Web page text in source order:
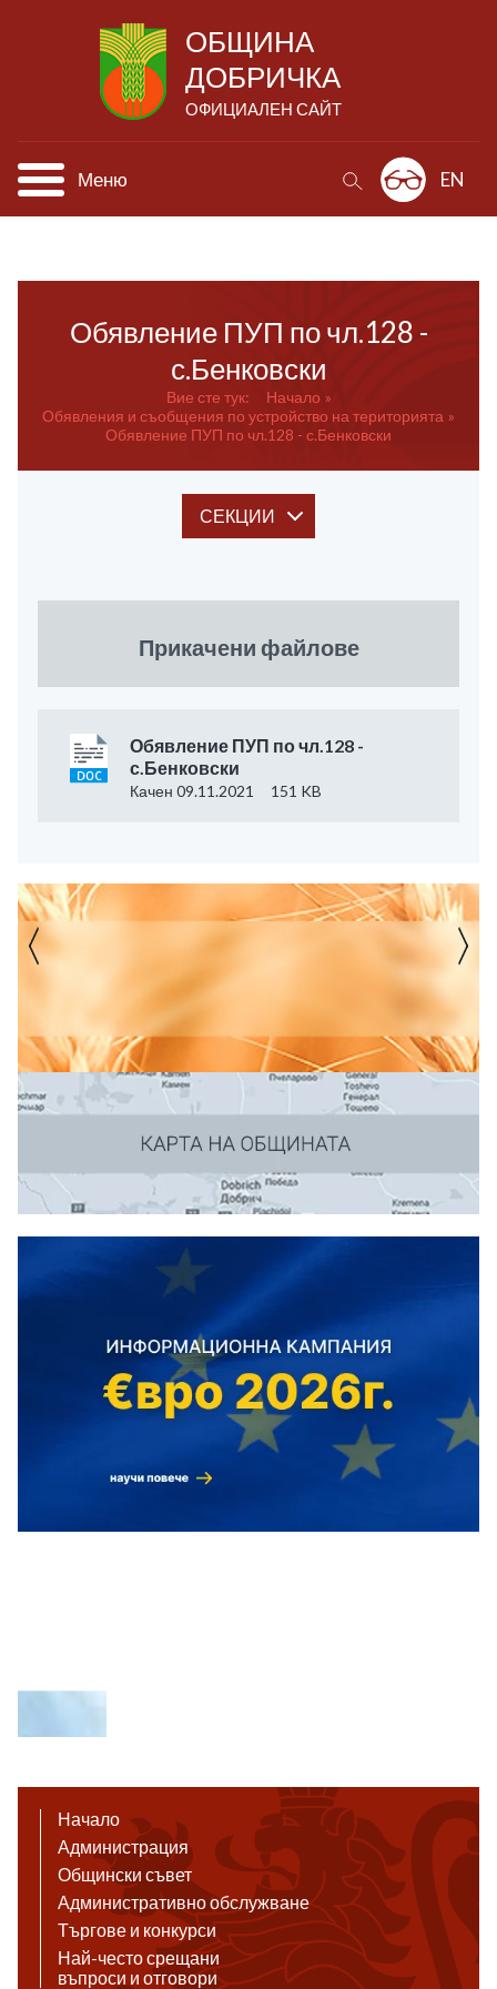
ОБЩИНА
ДОБРИЧКА
ОФИЦИАЛЕН САЙТ
Меню EN
Обявление ПУП по чл.128 -
с.Бенковски
Вие сте тук:
Начало
Обявления и съобщения по устройство на територията
Обявление ПУП по чл.128 - с.Бенковски
СЕКЦИИ
Прикачени файлове
Обявление ПУП по чл.128 -
с.Бенковски
Качен 09.11.2021 151 KB
Начало
Администрация
Общински съвет
Административно обслужване
Търгове и конкурси
Най-често срещани
въпроси и отговори